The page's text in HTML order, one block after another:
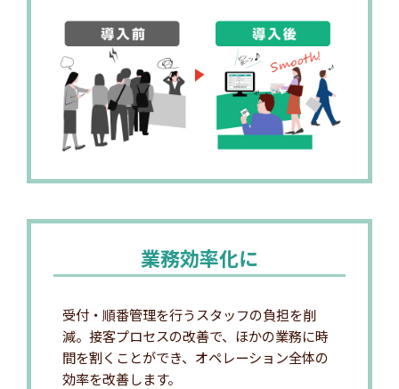
業務効率化に
受付・順番管理を行うスタッフの負担を削
減。接客プロセスの改善で、ほかの業務に時
間を割くことができ、オペレーション全体の
効率を改善します。